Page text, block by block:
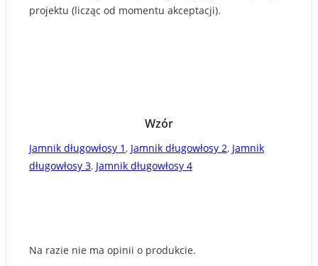
projektu (licząc od momentu akceptacji).
Wzór
Jamnik długowłosy 1, Jamnik długowłosy 2, Jamnik
długowłosy 3, Jamnik długowłosy 4
Na razie nie ma opinii o produkcie.